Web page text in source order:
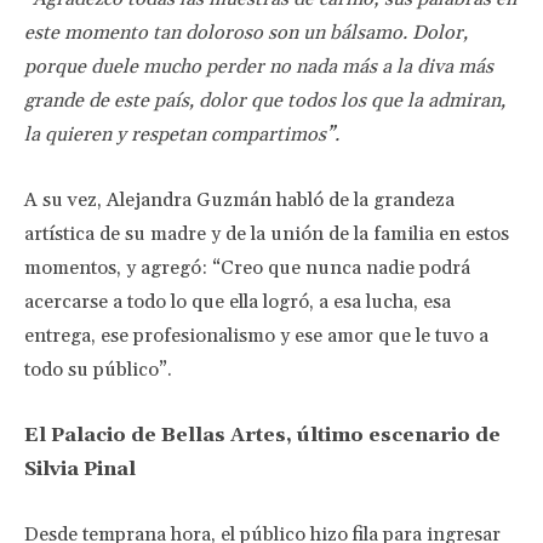
este momento tan doloroso son un bálsamo. Dolor,
porque duele mucho perder no nada más a la diva más
grande de este país, dolor que todos los que la admiran,
la quieren y respetan compartimos”.
A su vez, Alejandra Guzmán habló de la grandeza
artística de su madre y de la unión de la familia en estos
momentos, y agregó: “Creo que nunca nadie podrá
acercarse a todo lo que ella logró, a esa lucha, esa
entrega, ese profesionalismo y ese amor que le tuvo a
todo su público”.
El Palacio de Bellas Artes, último escenario de
Silvia Pinal
Desde temprana hora, el público hizo fila para ingresar